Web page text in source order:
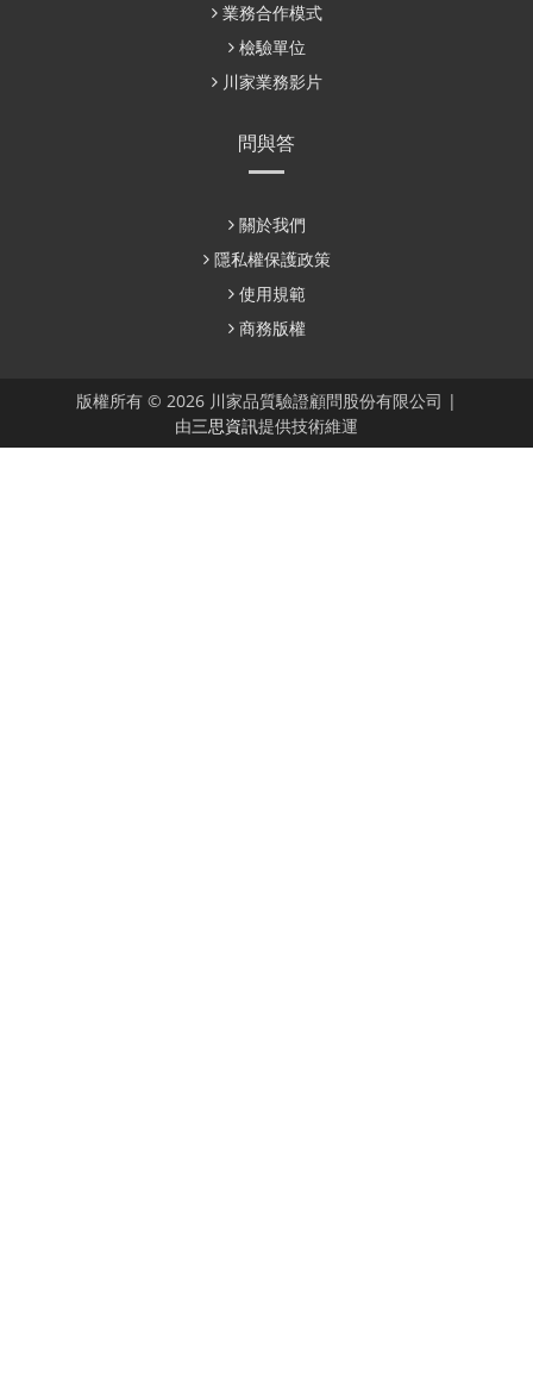
業務合作模式
檢驗單位
川家業務影片
問與答
關於我們
隱私權保護政策
使用規範
商務版權
版權所有 © 2026 川家品質驗證顧問股份有限公司 |
由三思資訊提供技術維運